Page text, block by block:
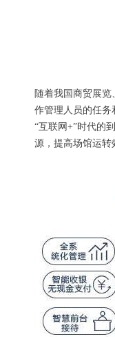
随着我国商贸展
作管理人员的任务
“互联网+”时代的
源，提高场馆运转